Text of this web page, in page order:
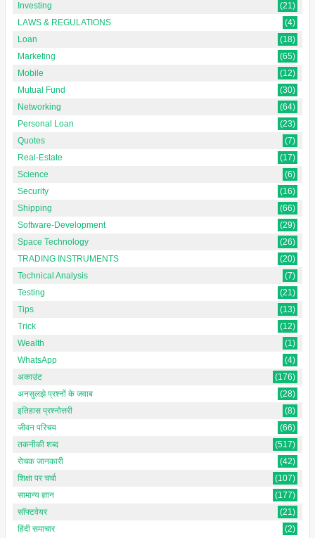
Investing
(21)
LAWS & REGULATIONS
(4)
Loan
(18)
Marketing
(65)
Mobile
(12)
Mutual Fund
(30)
Networking
(64)
Personal Loan
(23)
Quotes
(7)
Real-Estate
(17)
Science
(6)
Security
(16)
Shipping
(66)
Software-Development
(29)
Space Technology
(26)
TRADING INSTRUMENTS
(20)
Technical Analysis
(7)
Testing
(21)
Tips
(13)
Trick
(12)
Wealth
(1)
WhatsApp
(4)
अकाउंट
(176)
अनसुलझे प्रश्नों के जवाब
(28)
इतिहास प्रश्नोत्तरी
(8)
जीवन परिचय
(66)
तकनीकी शब्द
(517)
रोचक जानकारी
(42)
शिक्षा पर चर्चा
(107)
सामान्य ज्ञान
(177)
सॉफ्टवेयर
(21)
हिंदी समाचार
(2)